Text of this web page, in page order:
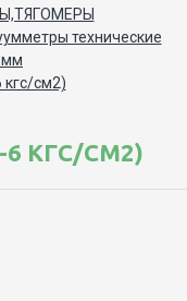
технические
см2)
КГС/СМ2)